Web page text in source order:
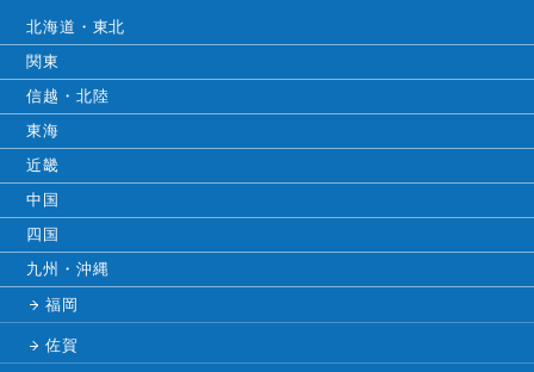
北海道・東北
関東
信越・北陸
東海
近畿
中国
四国
九州・沖縄
福岡
佐賀